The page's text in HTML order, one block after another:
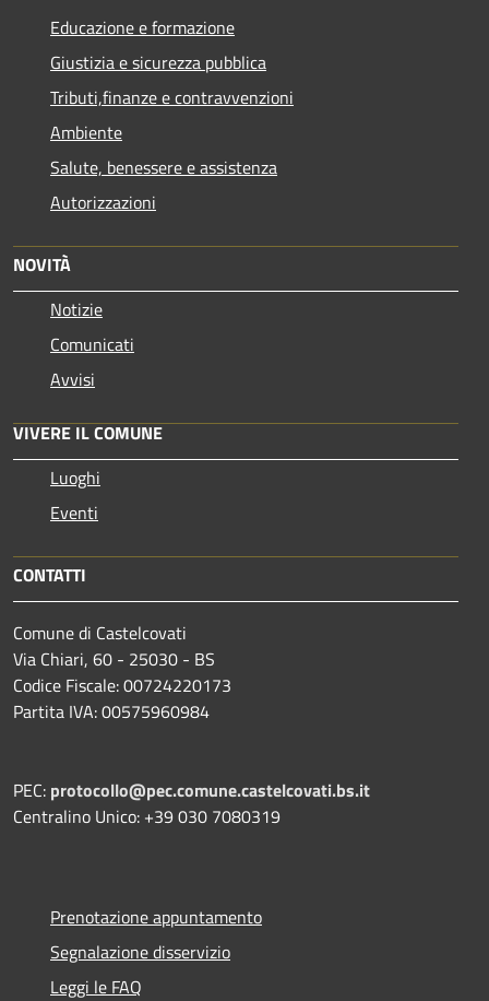
Educazione e formazione
Giustizia e sicurezza pubblica
Tributi,finanze e contravvenzioni
Ambiente
Salute, benessere e assistenza
Autorizzazioni
NOVITÀ
Notizie
Comunicati
Avvisi
VIVERE IL COMUNE
Luoghi
Eventi
CONTATTI
Comune di Castelcovati
Via Chiari, 60 - 25030 - BS
Codice Fiscale: 00724220173
Partita IVA: 00575960984
PEC: protocollo@pec.comune.castelcovati.bs.it
Centralino Unico: +39 030 7080319
Prenotazione appuntamento
Segnalazione disservizio
Leggi le FAQ